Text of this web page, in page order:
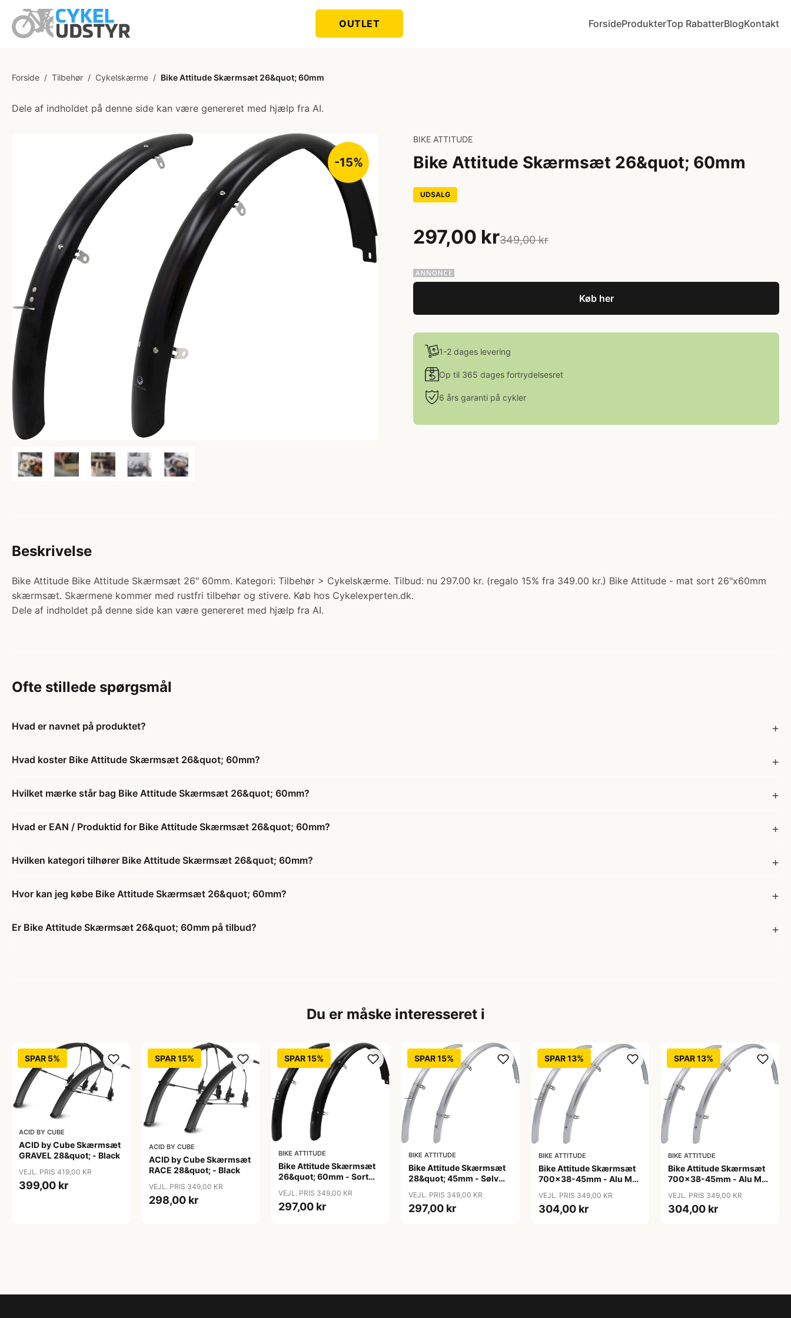
OUTLET ForsideProdukterTop RabatterBlogKontakt
Forside / Tilbehør / Cykelskærme / Bike Attitude Skærmsæt 26&quot; 60mm
Dele af indholdet på denne side kan være genereret med hjælp fra AI.
-15%
BIKE ATTITUDE
Bike Attitude Skærmsæt 26&quot; 60mm
UDSALG
297,00 kr349,00 kr
Køb her
1-2 dages levering
Op til 365 dages fortrydelsesret
6 års garanti på cykler
Beskrivelse
Bike Attitude Bike Attitude Skærmsæt 26" 60mm. Kategori: Tilbehør > Cykelskærme. Tilbud: nu 297.00 kr. (regalo 15% fra 349.00 kr.) Bike Attitude - mat sort 26"x60mm
skærmsæt. Skærmene kommer med rustfri tilbehør og stivere. Køb hos Cykelexperten.dk.
Dele af indholdet på denne side kan være genereret med hjælp fra AI.
Ofte stillede spørgsmål
Hvad er navnet på produktet?
Hvad koster Bike Attitude Skærmsæt 26&quot; 60mm?
Hvilket mærke står bag Bike Attitude Skærmsæt 26&quot; 60mm?
Hvad er EAN / Produktid for Bike Attitude Skærmsæt 26&quot; 60mm?
Hvilken kategori tilhører Bike Attitude Skærmsæt 26&quot; 60mm?
Hvor kan jeg købe Bike Attitude Skærmsæt 26&quot; 60mm?
Er Bike Attitude Skærmsæt 26&quot; 60mm på tilbud?
Du er måske interesseret i
SPAR 5%
ACID BY CUBE
ACID by Cube Skærmsæt
GRAVEL 28&quot; - Black
VEJL. PRIS 419,00 KR
399,00 kr
SPAR 15%
ACID BY CUBE
ACID by Cube Skærmsæt
RACE 28&quot; - Black
VEJL. PRIS 349,00 KR
298,00 kr
SPAR 15%
BIKE ATTITUDE
Bike Attitude Skærmsæt
26&quot; 60mm - Sort
tilbehørstivere)
VEJL. PRIS 349,00 KR
297,00 kr
SPAR 15%
BIKE ATTITUDE
Bike Attitude Skærmsæt
28&quot; 45mm - Sølv
tilbehørstivere)
VEJL. PRIS 349,00 KR
297,00 kr
SPAR 13%
BIKE ATTITUDE
Bike Attitude Skærmsæt
700x38-45mm - Alu Mat
VEJL. PRIS 349,00 KR
304,00 kr
SPAR 13%
BIKE ATTITUDE
Bike Attitude Skærmsæt
700x38-45mm - Alu Mat
VEJL. PRIS 349,00 KR
304,00 kr